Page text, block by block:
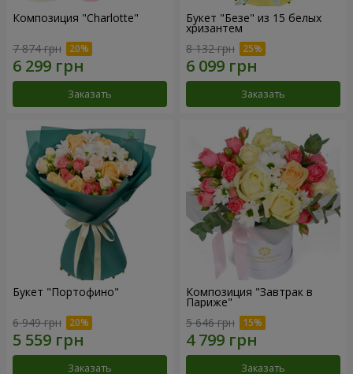
Композиция "Charlotte"
7 874 грн
Заказать
Букет "Безе" из 15 белых
хризантем
8 132 грн
Заказать
Букет "Портофино"
6 949 грн
Заказать
Композиция "Завтрак в
Париже"
5 646 грн
Заказать